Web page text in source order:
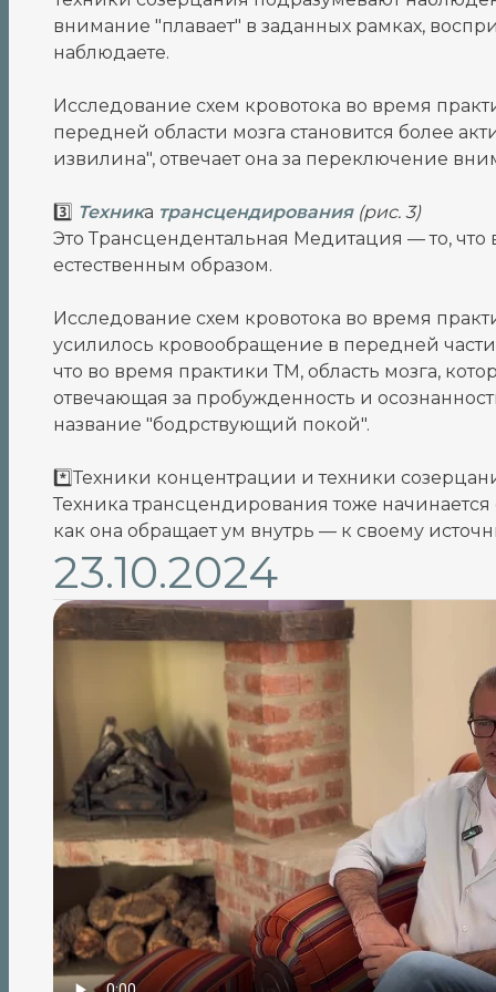
внимание "плавает" в заданных рамках,
наблюдаете.
Исследование схем кровотока во время
передней области мозга становится более
извилина", отвечает она за переключение
3️⃣ Техника трансцендирования(рис. 3)
Это Трансцендентальная Медитация — то,
естественным образом.
Исследование схем кровотока во время
усилилось кровообращение в передней части
что во время практики ТМ, область мозга,
отвечающая за пробужденность и
название "бодрствующий покой".
*️⃣Техники концентрации и техники
Техника трансцендирования тоже
как она обращает ум внутрь — к своему
23.10.2024